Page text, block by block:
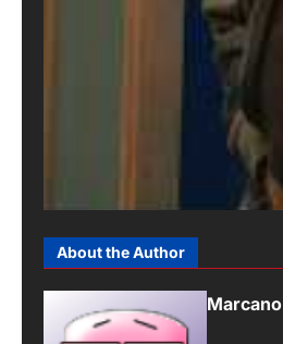
About the Author
Marcano